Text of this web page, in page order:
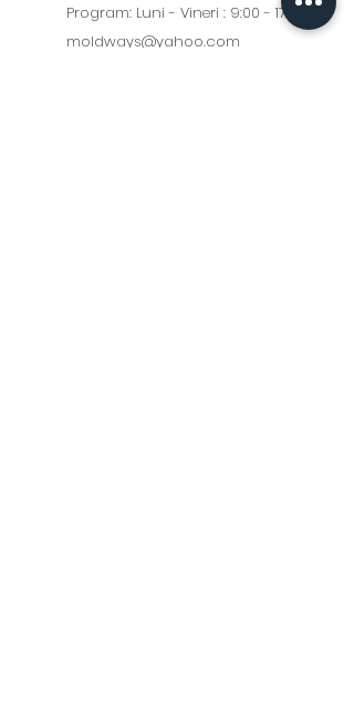
Program: Luni - Vineri : 9:00 - 17:00
moldways@yahoo.com